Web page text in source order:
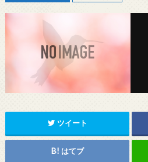
ツイート
はてブ